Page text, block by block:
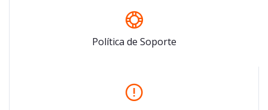
Política de Soporte